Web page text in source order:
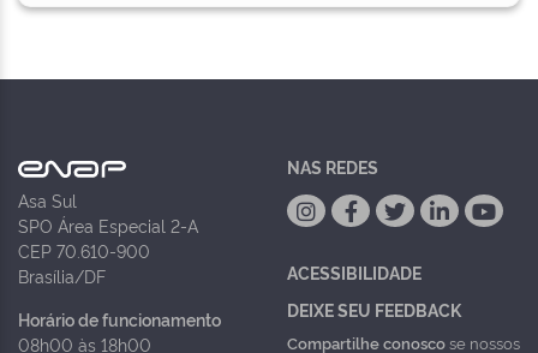
Asa Sul
SPO Área Especial 2-A
CEP 70.610-900
Brasília/DF
Horário de funcionamento
08h00 às 18h00
NAS REDES
ACESSIBILIDADE
DEIXE SEU FEEDBACK
Compartilhe conoscose nossos